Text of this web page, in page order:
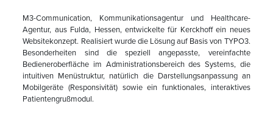
M3-Communication, Kommunikationsagentur und Healthcare-
Agentur, aus Fulda, Hessen, entwickelte für Kerckhoff ein neues
Websitekonzept. Realisiert wurde die Lösung auf Basis von TYPO3.
Besonderheiten sind die speziell angepasste, vereinfachte
Bedieneroberfläche im Administrationsbereich des Systems, die
intuitiven Menüstruktur, natürlich die Darstellungsanpassung an
Mobilgeräte (Responsivität) sowie ein funktionales, interaktives
Patientengrußmodul.